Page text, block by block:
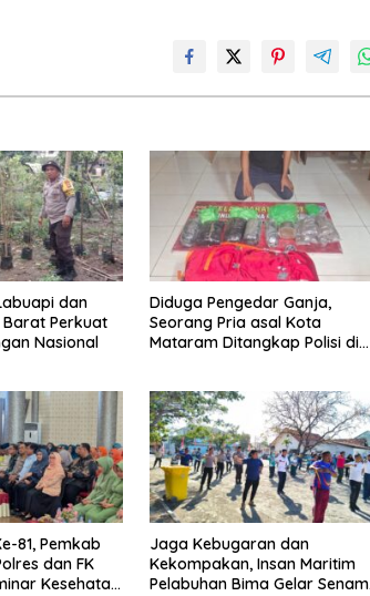
dan
Perkuat
Nasional
Diduga Pengedar Ganja,
Seorang Pria asal Kota
Mataram Ditangkap Polisi di
81, Pemkab
dan FK
Kesehatan
Jaga Kebugaran dan
Kekompakan, Insan Maritim
Pelabuhan Bima Gelar Senam